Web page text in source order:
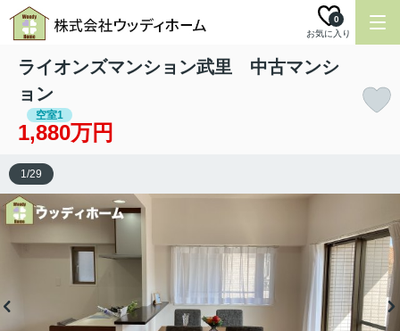
お気に入り
0
ライオンズマンション武里 中古マンシ
ョン
空室1
1,880万円
1/29